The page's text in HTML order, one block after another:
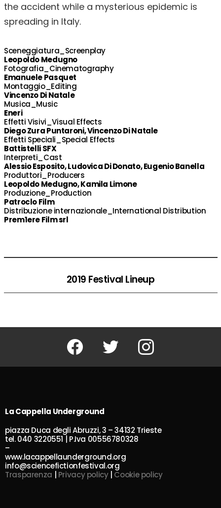
the accident while a mysterious epidemic is
spreading in Italy.
Sceneggiatura_Screenplay
Leopoldo Medugno
Fotografia_Cinematography
Emanuele Pasquet
Montaggio_Editing
Vincenzo Di Natale
Musica_Music
Eneri
Effetti Visivi_Visual Effects
Diego Zura Puntaroni, Vincenzo Di Natale
Effetti Speciali_Special Effects
Battistelli SFX
Interpreti_Cast
Alessio Esposito, Ludovica Di Donato, Eugenio Banella
Produttori_Producers
Leopoldo Medugno, Kamila Limone
Produzione_Production
Patroclo Film
Distribuzione internazionale_International Distribution
Prem1ere Film srl
2019 Festival Lineup
Facebook Twitter Instagram
La Cappella Underground
piazza Duca degli Abruzzi, 3 – 34132 Trieste
tel. 040 3220551 | P.Iva 00556780328
–
www.lacappellaunderground.org
info@sciencefictionfestival.org
Trasparenza
Privacy policy| Cookie policy